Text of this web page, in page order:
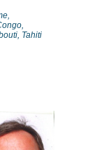
Tahiti